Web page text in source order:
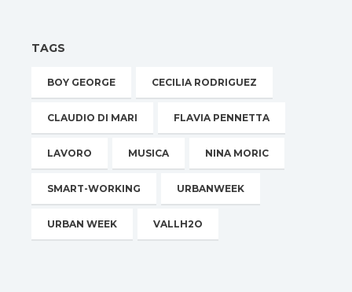
TAGS
BOY GEORGE CECILIA RODRIGUEZ
CLAUDIO DI MARI FLAVIA PENNETTA
LAVORO MUSICA NINA MORIC
SMART-WORKING URBANWEEK
URBAN WEEK VALLH2O